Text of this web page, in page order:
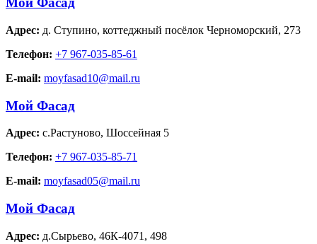
Адрес: д. Ступино, коттеджный посёлок Черноморский, 273
Телефон: +7 967-035-85-61
E-mail: moyfasad10@mail.ru
Мой Фасад
Адрес: с.Растуново, Шоссейная 5
Телефон: +7 967-035-85-71
E-mail: moyfasad05@mail.ru
Мой Фасад
Адрес: д.Сырьево, 46К-4071, 498